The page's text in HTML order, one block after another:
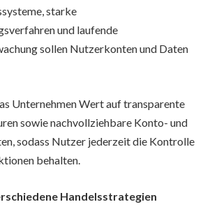
starke
und laufende
sollen Nutzerkonten und Daten
Unternehmen Wert auf transparente
sowie nachvollziehbare Konto- und
sodass Nutzer jederzeit die Kontrolle
behalten.
Handelsstrategien